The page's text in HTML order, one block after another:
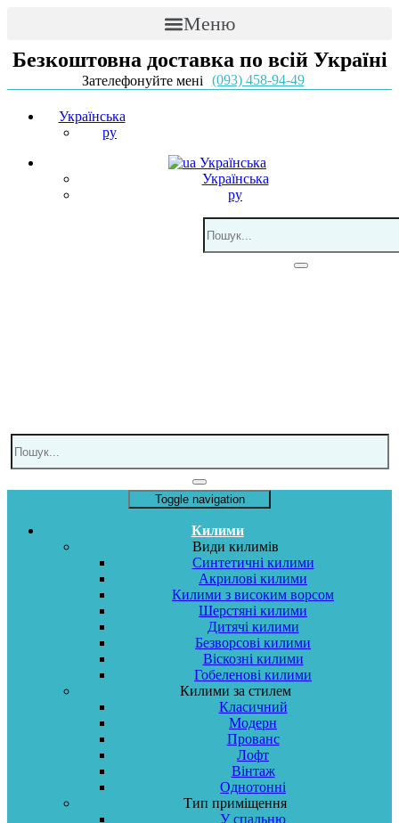
Меню
Безкоштовна доставка по всій Україні
Зателефонуйте мені (093) 458-94-49
Українська
ру
Українська
Українська
ру
Toggle navigation
Килими
Види килимів
Синтетичні килими
Акрилові килими
Килими з високим ворсом
Шерстяні килими
Дитячі килими
Безворсові килими
Віскозні килими
Гобеленові килими
Килими за стилем
Класичний
Модерн
Прованс
Лофт
Вінтаж
Однотонні
Тип приміщення
У спальню